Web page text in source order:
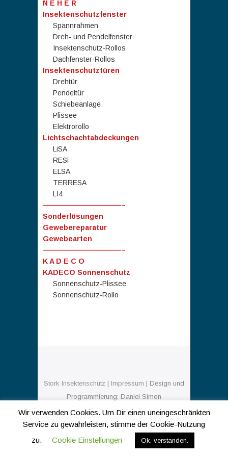
N E H E R
Insektenschutzfenster
Spannrahmen
Dreh- und Pendelfenster
Insektenschutz-Rollos
Dachfenster-Rollos
Insektenschutztüren
Drehtür
Pendeltür
Schiebeanlage
Plissee
Elektrorollo
Lichtschachtabdeckungen
LiSA
RESi
ELSA
TERRESA
LI4
———————————–
Sonderlösungen
Gewebereparatur
Gewebearten
———————————–
K A D E C O
KADECO Sonnenschutz
Sonnenschutz-Plissee
Sonnenschutz-Rollo
Stork Insektenschutz | Impressum | Design und
Programmierung: Daniel Simon
© 2026WordPress
Wir verwenden Cookies. Um Dir einen uneingeschränkten
Service zu gewährleisten, stimme der Cookie-Nutzung
zu.
Cookie Einstellungen Ok, verstanden.